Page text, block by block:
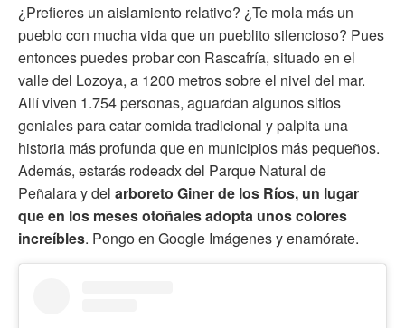
¿Prefieres un aislamiento relativo? ¿Te mola más un
pueblo con mucha vida que un pueblito silencioso? Pues
entonces puedes probar con Rascafría, situado en el
valle del Lozoya, a 1200 metros sobre el nivel del mar.
Allí viven 1.754 personas, aguardan algunos sitios
geniales para catar comida tradicional y palpita una
historia más profunda que en municipios más pequeños.
Además, estarás rodeadx del Parque Natural de
Peñalara y del arboreto Giner de los Ríos, un lugar
que en los meses otoñales adopta unos colores
increíbles. Pongo en Google Imágenes y enamórate.